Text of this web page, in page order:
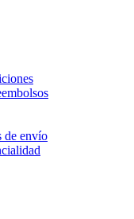
de envío